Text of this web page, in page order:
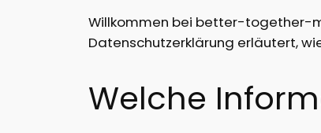
Willkommen bei better-together-
Datenschutzerklärung erläutert,
Welche